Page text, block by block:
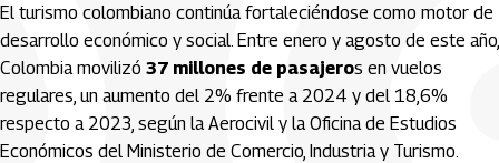
El turismo colombiano continúa fortaleciéndose como motor de
desarrollo económico y social. Entre enero y agosto de este año,
Colombia movilizó 37 millones de pasajeros en vuelos
regulares, un aumento del 2% frente a 2024 y del 18,6%
respecto a 2023, según la Aerocivil y la Oficina de Estudios
Económicos del Ministerio de Comercio, Industria y Turismo.